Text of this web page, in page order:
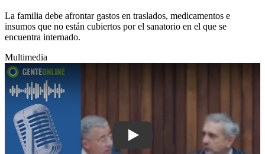
La familia debe afrontar gastos en traslados, medicamentos e
insumos que no están cubiertos por el sanatorio en el que se
encuentra internado.
Multimedia
Play: Nuevo presidente de la junta: